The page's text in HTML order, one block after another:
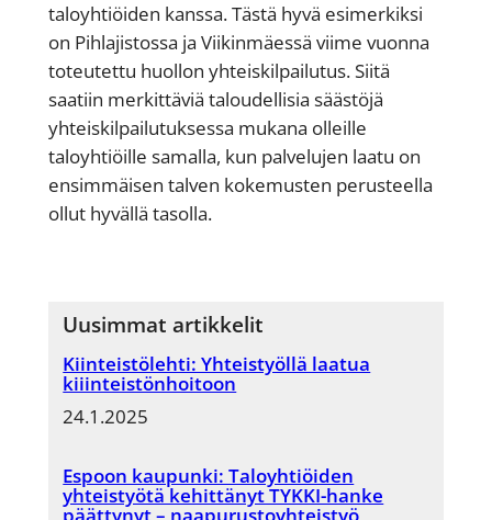
taloyhtiöiden kanssa. Tästä hyvä esimerkiksi
on Pihlajistossa ja Viikinmäessä viime vuonna
toteutettu huollon yhteiskilpailutus. Siitä
saatiin merkittäviä taloudellisia säästöjä
yhteiskilpailutuksessa mukana olleille
taloyhtiöille samalla, kun palvelujen laatu on
ensimmäisen talven kokemusten perusteella
ollut hyvällä tasolla.
Uusimmat artikkelit
Kiinteistölehti: Yhteistyöllä laatua
kiiinteistönhoitoon
24.1.2025
Espoon kaupunki: Taloyhtiöiden
yhteistyötä kehittänyt TYKKI-hanke